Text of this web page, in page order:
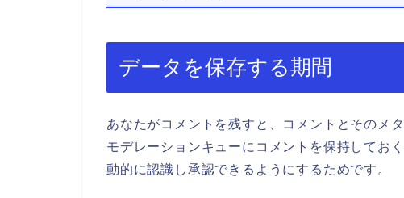
データを保存する期間
あなたがコメントを残すと、コメントとそのメ
モデレーションキューにコメントを保持してお
動的に認識し承認できるようにするためです。